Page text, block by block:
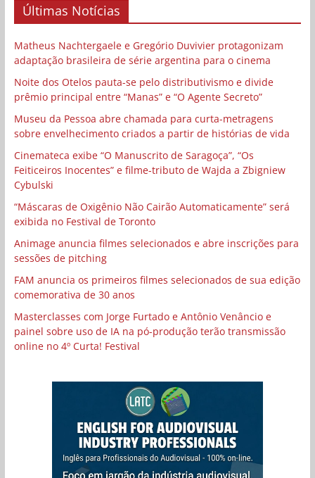
Últimas Notícias
Matheus Nachtergaele e Gregório Duvivier protagonizam
adaptação brasileira de série argentina para o cinema
Noite dos Otelos pauta-se pelo distributivismo e divide
prêmio principal entre “Manas” e “O Agente Secreto”
Museu da Pessoa abre chamada para curta-metragens
sobre envelhecimento criados a partir de histórias de vida
Cinemateca exibe “O Manuscrito de Saragoça”, “Os
Feiticeiros Inocentes” e filme-tributo de Wajda a Zbigniew
Cybulski
“Máscaras de Oxigênio Não Cairão Automaticamente” será
exibida no Festival de Toronto
Animage anuncia filmes selecionados e abre inscrições para
sessões de pitching
FAM anuncia os primeiros filmes selecionados de sua edição
comemorativa de 30 anos
Masterclasses com Jorge Furtado e Antônio Venâncio e
painel sobre uso de IA na pó-produção terão transmissão
online no 4º Curta! Festival